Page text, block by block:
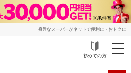
身近なスーパーがネットで便利に・おトクに
初めての方